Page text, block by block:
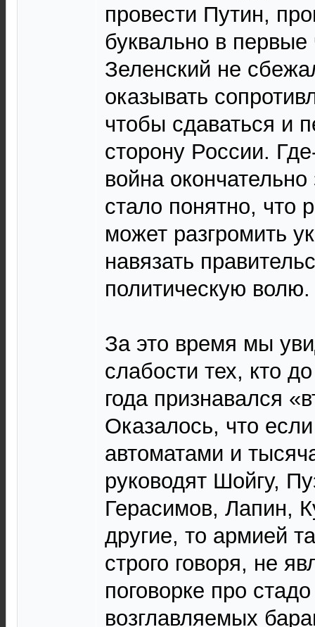
провести Путин,
буквально в
Зеленский не
оказывать
чтобы сдаваться и
сторону России.
война
стало понятно, что
может разгромить
навязать
политическую волю.
За это время мы
слабости тех, кто
года признавался
Оказалось, что
автоматами и
руководят Шойгу,
Герасимов, Лапин,
другие, то армией
строго говоря, не
поговорке про
возглавляемых